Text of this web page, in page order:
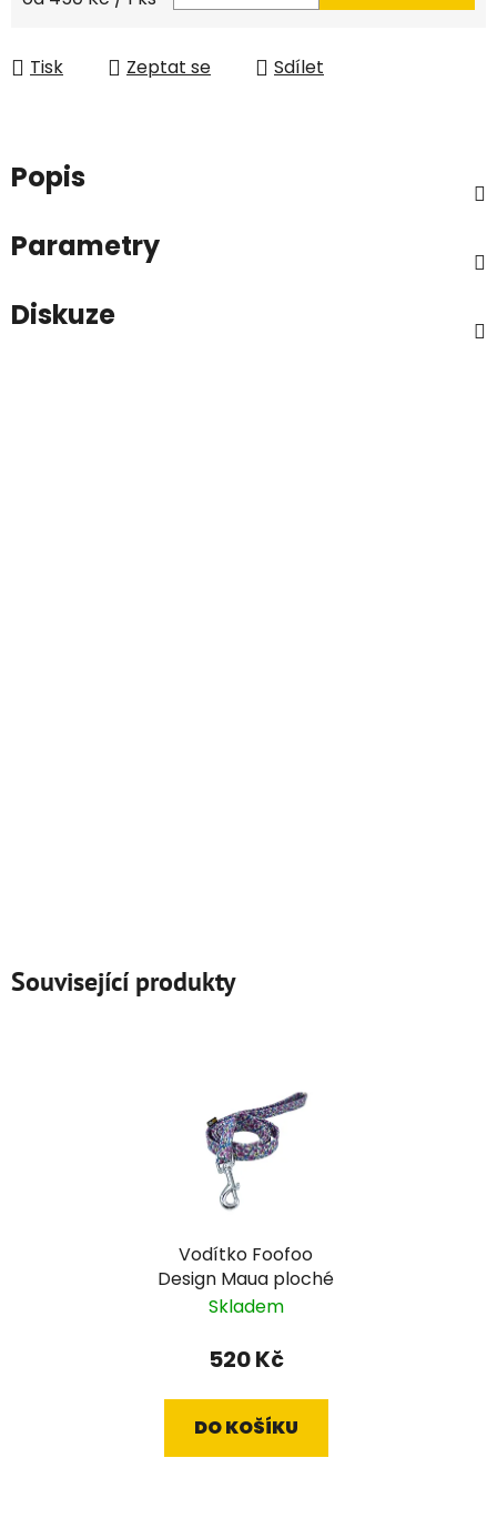
Tisk Zeptat se Sdílet
Popis
Parametry
Diskuze
Související produkty
Vodítko Foofoo
Design Maua ploché
Skladem
520 Kč
DO KOŠÍKU